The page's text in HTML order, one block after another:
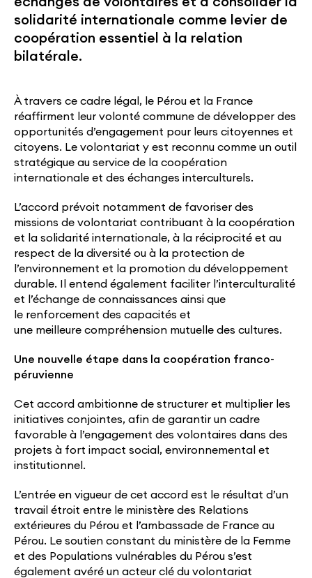
solidarité internationale comme levier de
coopération essentiel à la relation
bilatérale.
À travers ce cadre légal, le Pérou et la France
réaffirment leur volonté commune de développer des
opportunités d’engagement pour leurs citoyennes et
citoyens. Le volontariat y est reconnu comme un outil
stratégique au service de la coopération
internationale et des échanges interculturels.
L’accord prévoit notamment de favoriser des
missions de volontariat contribuant à la coopération
et la solidarité internationale, à la réciprocité et au
respect de la diversité ou à la protection de
l’environnement et la promotion du développement
durable. Il entend également faciliter l’interculturalité
et l’échange de connaissances ainsi que
le renforcement des capacités et
une meilleure compréhension mutuelle des cultures.
Une nouvelle étape dans la coopération franco-
péruvienne
Cet accord ambitionne de structurer et multiplier les
initiatives conjointes, afin de garantir un cadre
favorable à l’engagement des volontaires dans des
projets à fort impact social, environnemental et
institutionnel.
L’entrée en vigueur de cet accord est le résultat d’un
travail étroit entre le ministère des Relations
extérieures du Pérou et l’ambassade de France au
Pérou. Le soutien constant du ministère de la Femme
et des Populations vulnérables du Pérou s’est
également avéré un acteur clé du volontariat